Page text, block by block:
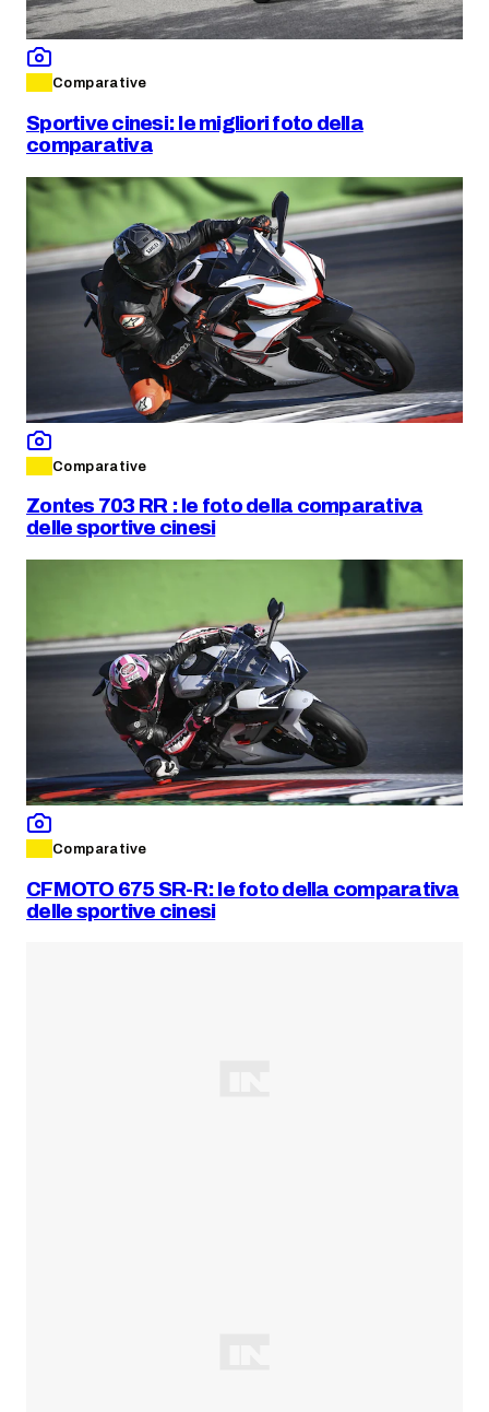
Comparative
Sportive cinesi: le migliori foto della
comparativa
Comparative
Zontes 703 RR : le foto della comparativa
delle sportive cinesi
Comparative
CFMOTO 675 SR-R: le foto della comparativa
delle sportive cinesi